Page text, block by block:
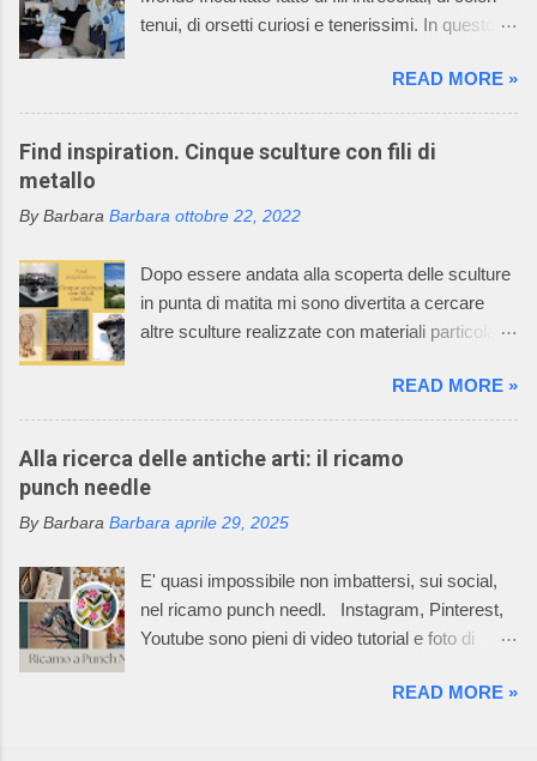
o
tenui, di orsetti curiosi e tenerissimi. In questo
artigiani, che lavorano i fili con la maglieria e con
l’uncinetto, creando dei deliziosi vestitini per
bambini. Questo mondo incantato è il sogno,
avverato, della signora Graziella, che dal 1968
per il mondo dei bambini. Oggi l’azienda della
diventata leader nel settore “maglieria esterna
diminuita” e il suo mondo incantato ha
affascinato anche tutti i componenti della sua
capi dell’azienda consiste nell’utilizzare
macchinari, che permettono di realizzare ogni
singolo pezzo del prodotto già nella taglia
desiderata e non un rettangolo di maglia dal
quale tagliare le varie parti per poi assemblarle.
READ MORE »
Find inspiration. Cinque sculture con fili di
metallo
By Barbara Barbara ottobre 22, 2022
Dopo essere andata alla scoperta delle sculture
in punta di matita mi sono divertita a cercare
altre sculture realizzate con materiali particolari.
diventare un'opera d'arte. Il mio racconto non
può non partire dalla materia prima: il metallo è
un elemento chimico caratterizzato da alto
elevata. L’uso dei metalli, dalla produzione di
aventi valore espressivo autonomo, è diffuso fin
dalle civiltà più antiche. Le tecniche di
lavorazione sono elaborate in un lento processo,
lamine di metallo giunge alle tecniche di fusione,
READ MORE »
Alla ricerca delle antiche arti: il ricamo
punch needle
By Barbara Barbara aprile 29, 2025
E' quasi impossibile non imbattersi, sui social,
nel ricamo punch needl. Instagram, Pinterest,
Youtube sono pieni di video tutorial e foto di
sembra, facilissimi da realizzare. Oggi, la
READ MORE »